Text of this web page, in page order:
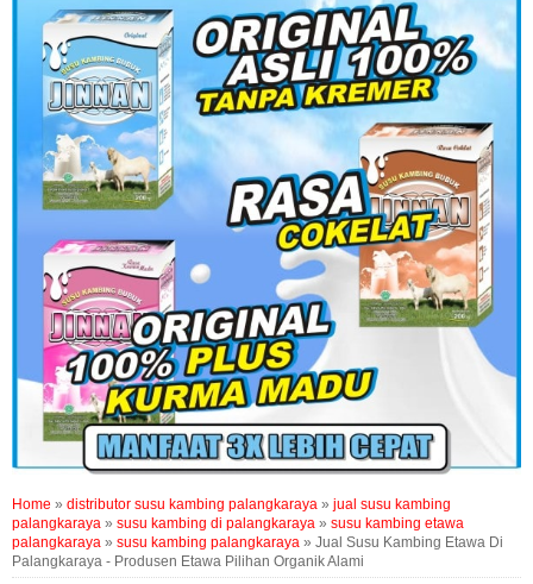
Home » distributor susu kambing palangkaraya » jual susu kambing
palangkaraya » susu kambing di palangkaraya » susu kambing etawa
palangkaraya » susu kambing palangkaraya » Jual Susu Kambing Etawa Di
Palangkaraya - Produsen Etawa Pilihan Organik Alami